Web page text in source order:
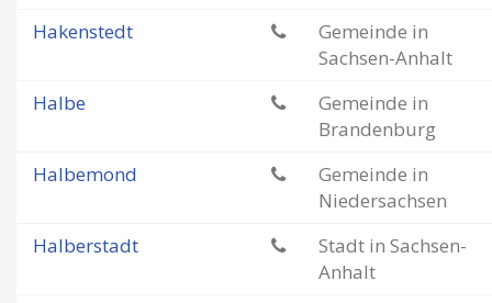
Hakenstedt
Gemeinde in
Sachsen-Anhalt
Halbe
Gemeinde in
Brandenburg
Halbemond
Gemeinde in
Niedersachsen
Halberstadt
Stadt in Sachsen-
Anhalt